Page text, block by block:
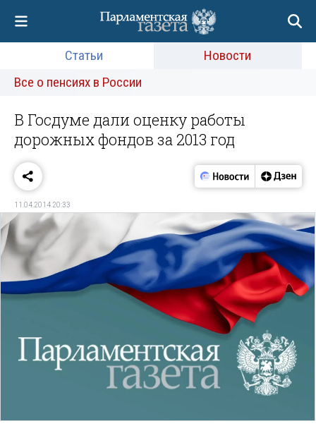
Статьи
Новости
Все о пенсиях в России
В Госдуме дали оценку работы
дорожных фондов за 2013 год
11.04.2014 20:33